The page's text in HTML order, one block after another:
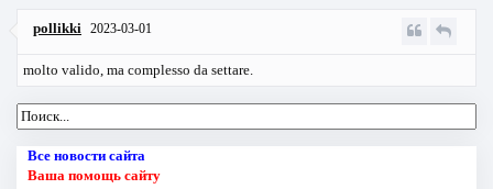
pollikki 2023-03-01
molto valido, ma complesso da settare.
Все новости сайта
Ваша помощь сайту